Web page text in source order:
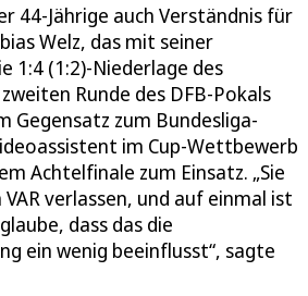
44-Jährige auch Verständnis für
Welz, das mit seiner
1:4 (1:2)-Niederlage des
Runde des DFB-Pokals
zum Bundesliga-
im Cup-Wettbewerb
Achtelfinale zum Einsatz. „Sie
verlassen, und auf einmal ist
dass das die
ein wenig beeinflusst“, sagte